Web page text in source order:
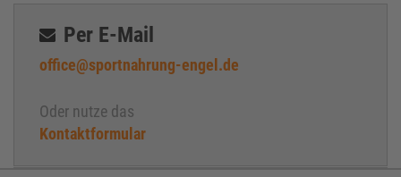
Per E-Mail
office@sportnahrung-engel.de
Oder nutze das
Kontaktformular